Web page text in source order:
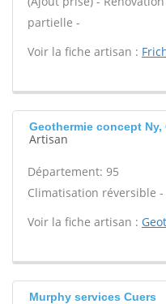
partielle -
Voir la fiche artisan :
Geothermie concept Ny,
Artisan
Département: 95
Climatisation réversible -
Voir la fiche artisan :
Murphy services Cuers